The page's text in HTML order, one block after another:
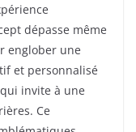
dépasse même
englober une
et personnalisé
invite à une
Ce